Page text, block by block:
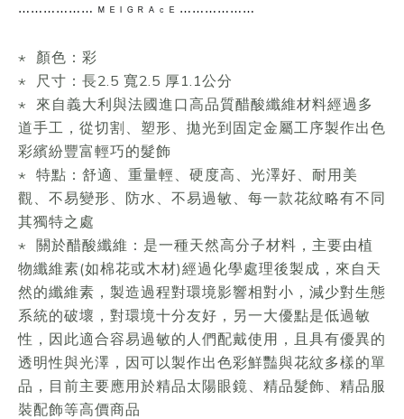
⋯⋯ ⋯⋯⋯⋯ ᴹ ᴱ ᴵ ᴳ ᴿ ᴬ ᶜ ᴱ ⋯⋯⋯⋯ ⋯⋯
⋆ 顏色：彩
⋆ 尺寸：長2.5 寬2.5 厚1.1公分
⋆ 來自義大利與法國進口高品質醋酸纖維材料經過多
道手工，從切割、塑形、拋光到固定金屬工序製作出色
彩繽紛豐富輕巧的髮飾
⋆ 特點：舒適、重量輕、硬度高、光澤好、耐用美
觀、不易變形、防水、不易過敏、每一款花紋略有不同
其獨特之處
⋆ 關於醋酸纖維：是一種天然高分子材料，主要由植
物纖維素(如棉花或木材)經過化學處理後製成，來自天
然的纖維素，製造過程對環境影響相對小，減少對生態
系統的破壞，對環境十分友好，另一大優點是低過敏
性，因此適合容易過敏的人們配戴使用，且具有優異的
透明性與光澤，因可以製作出色彩鮮豔與花紋多樣的單
品，目前主要應用於精品太陽眼鏡、精品髮飾、精品服
裝配飾等高價商品